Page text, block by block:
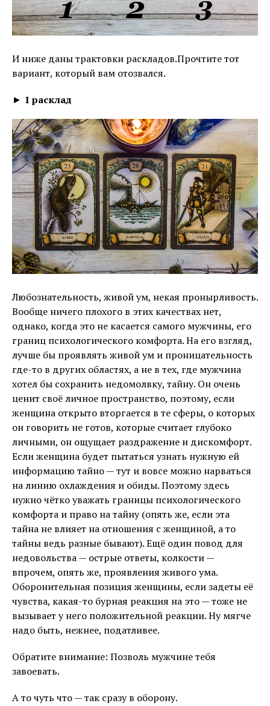
И ниже даны трактовки раскладов.Прочтите тот
вариант, который вам отозвался.
► 1 расклад
Любознательность, живой ум, некая пронырливость.
Вообще ничего плохого в этих качествах нет,
однако, когда это не касается самого мужчины, его
границ психологического комфорта. На его взгляд,
лучше бы проявлять живой ум и проницательность
где-то в других областях, а не в тех, где мужчина
хотел бы сохранить недомолвку, тайну. Он очень
ценит своё личное пространство, поэтому, если
женщина открыто вторгается в те сферы, о которых
он говорить не готов, которые считает глубоко
личными, он ощущает раздражение и дискомфорт.
Если женщина будет пытаться узнать нужную ей
информацию тайно — тут и вовсе можно нарваться
на линию охлаждения и обиды. Поэтому здесь
нужно чётко уважать границы психологического
комфорта и право на тайну (опять же, если эта
тайна не влияет на отношения с женщиной, а то
тайны ведь разные бывают). Ещё один повод для
недовольства — острые ответы, колкости —
впрочем, опять же, проявления живого ума.
Оборонительная позиция женщины, если задеты её
чувства, какая-то бурная реакция на это — тоже не
вызывает у него положительной реакции. Ну мягче
надо быть, нежнее, податливее.
Обратите внимание: Позволь мужчине тебя
завоевать.
А то чуть что — так сразу в оборону.